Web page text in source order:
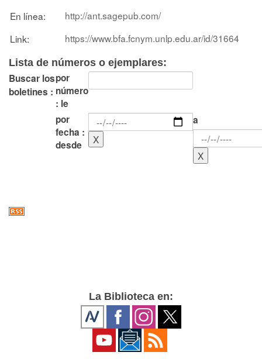
En línea:
http://ant.sagepub.com/
Link:
https://www.bfa.fcnym.unlp.edu.ar/id/31664
Lista de números o ejemplares:
Buscar los
boletines :
por
número
: le
por
fecha :
desde
a
La Biblioteca en: